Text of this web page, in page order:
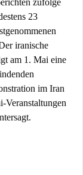
zufolge
23
iranische
am 1. Mai eine
im Iran
Veranstaltungen